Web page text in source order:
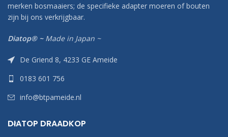
merken bosmaaiers; de specifieke adapter moeren of bouten
zijn bij ons verkrijgbaar.
Diatop® ~ Made in Japan ~
De Griend 8, 4233 GE Ameide
0183 601 756
info@btpameide.nl
DIATOP DRAADKOP